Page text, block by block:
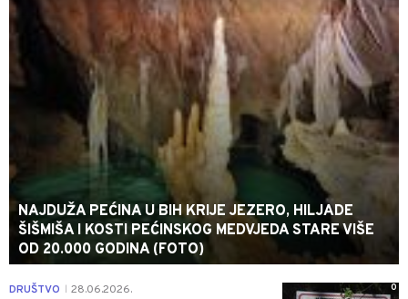
NAJDUŽA PEĆINA U BIH KRIJE JEZERO, HILJADE
ŠIŠMIŠA I KOSTI PEĆINSKOG MEDVJEDA STARE VIŠE
OD 20.000 GODINA (FOTO)
0
DRUŠTVO 28.06.2026.